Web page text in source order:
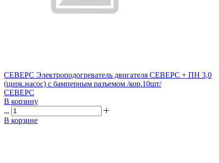
СЕВЕРС Электроподогреватель двигателя СЕВЕРС + ПН 3,0
(цирк.насос) с бамперным разъемом /кор.10шт/
СЕВЕРС
В корзину
В корзине